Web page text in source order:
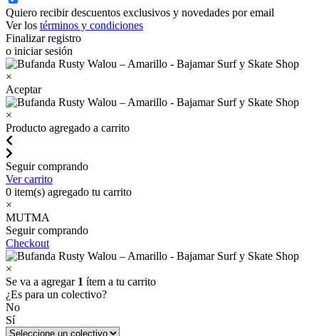
Quiero recibir descuentos exclusivos y novedades por email
Ver los términos y condiciones
Finalizar registro
o iniciar sesión
×
Aceptar
×
Producto agregado a carrito
Seguir comprando
Ver carrito
0 item(s) agregado tu carrito
×
MUTMA
Seguir comprando
Checkout
×
Se va a agregar 1 ítem a tu carrito
¿Es para un colectivo?
No
Sí